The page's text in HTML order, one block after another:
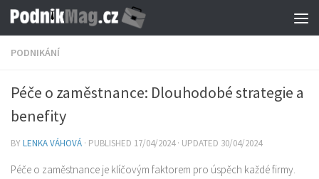
Skip to content
PODNIKÁNÍ
Péče o zaměstnance: Dlouhodobé strategie a
benefity
BYLENKA VÁHOVÁ · PUBLISHED 17/04/2024· UPDATED 30/04/2024
Péče o zaměstnance je klíčovým faktorem pro úspěch každé firmy.